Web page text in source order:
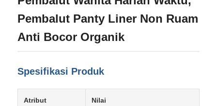
Pembalut Panty Liner Non Ruam
Anti Bocor Organik
Spesifikasi Produk
Atribut Nilai